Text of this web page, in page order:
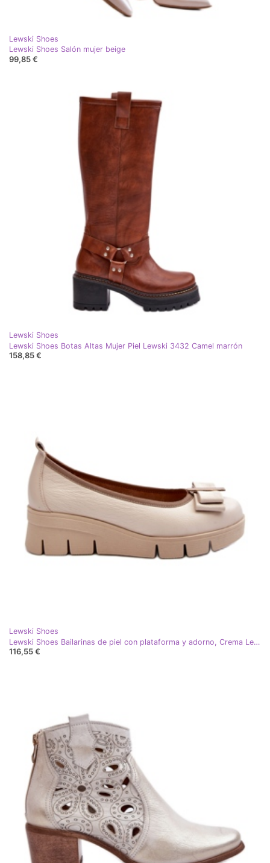
Lewski Shoes
Lewski Shoes Salón mujer beige
99,85 €
Lewski Shoes
Lewski Shoes Botas Altas Mujer Piel Lewski 3432 Camel marrón
158,85 €
Lewski Shoes
Lewski Shoes Bailarinas de piel con plataforma y adorno, Crema Lewski 3384 beige
116,55 €